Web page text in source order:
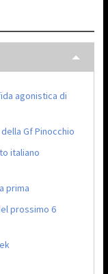
agonistica di
Gf Pinocchio
italiano
prima
prossimo 6